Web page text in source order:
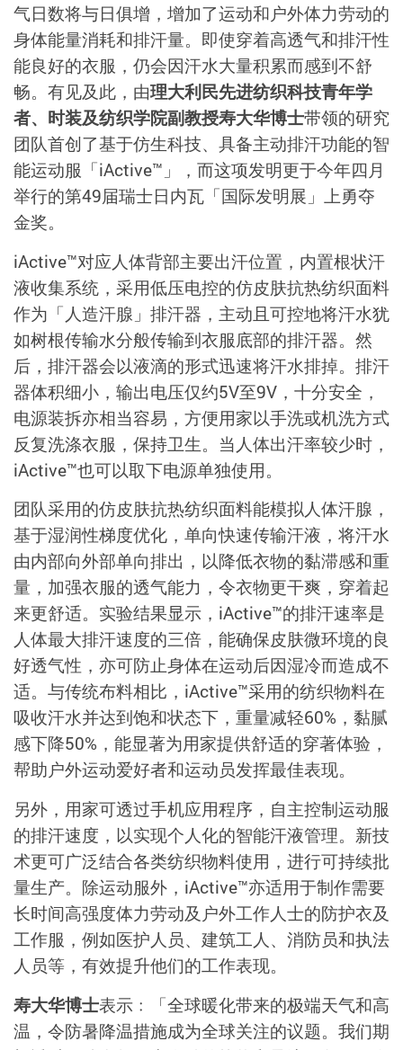
气日数将与日俱增，增加了运动和户外体力劳动的
身体能量消耗和排汗量。即使穿着高透气和排汗性
能良好的衣服，仍会因汗水大量积累而感到不舒
畅。有见及此，由理大利民先进纺织科技青年学
者、时装及纺织学院副教授寿大华博士带领的研究
团队首创了基于仿生科技、具备主动排汗功能的智
能运动服「iActive™」，而这项发明更于今年四月
举行的第49届瑞士日内瓦「国际发明展」上勇夺
金奖。
iActive™对应人体背部主要出汗位置，内置根状汗
液收集系统，采用低压电控的仿皮肤抗热纺织面料
作为「人造汗腺」排汗器，主动且可控地将汗水犹
如树根传输水分般传输到衣服底部的排汗器。然
后，排汗器会以液滴的形式迅速将汗水排掉。排汗
器体积细小，输出电压仅约5V至9V，十分安全，
电源装拆亦相当容易，方便用家以手洗或机洗方式
反复洗涤衣服，保持卫生。当人体出汗率较少时，
iActive™也可以取下电源单独使用。
团队采用的仿皮肤抗热纺织面料能模拟人体汗腺，
基于湿润性梯度优化，单向快速传输汗液，将汗水
由内部向外部单向排出，以降低衣物的黏滞感和重
量，加强衣服的透气能力，令衣物更干爽，穿着起
来更舒适。实验结果显示，iActive™的排汗速率是
人体最大排汗速度的三倍，能确保皮肤微环境的良
好透气性，亦可防止身体在运动后因湿冷而造成不
适。与传统布料相比，iActive™采用的纺织物料在
吸收汗水并达到饱和状态下，重量减轻60%，黏腻
感下降50%，能显著为用家提供舒适的穿著体验，
帮助户外运动爱好者和运动员发挥最佳表现。
另外，用家可透过手机应用程序，自主控制运动服
的排汗速度，以实现个人化的智能汗液管理。新技
术更可广泛结合各类纺织物料使用，进行可持续批
量生产。除运动服外，iActive™亦适用于制作需要
长时间高强度体力劳动及户外工作人士的防护衣及
工作服，例如医护人员、建筑工人、消防员和执法
人员等，有效提升他们的工作表现。
寿大华博士表示﹕「全球暖化带来的极端天气和高
温，令防暑降温措施成为全球关注的议题。我们期